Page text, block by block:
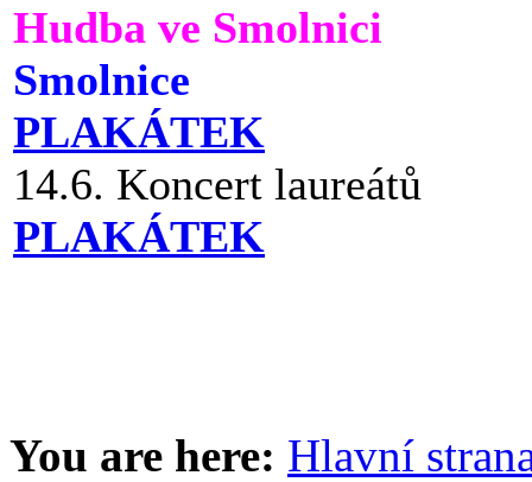
Hudba ve Smolnici
Smolnice
PLAKÁTEK
14.6. Koncert laureátů
PLAKÁTEK
You are here: Hlavní